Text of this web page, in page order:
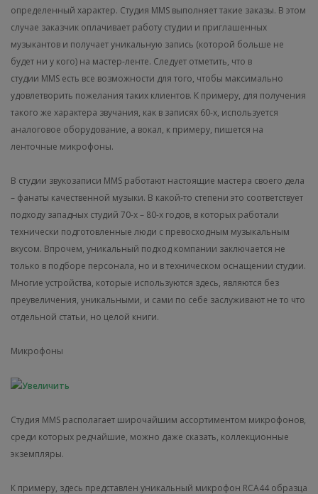
определенный характер. Студия MMS выполняет такие заказы. В этом
случае заказчик оплачивает работу студии и приглашенных
музыкантов и получает уникальную запись (которой больше не
будет ни у кого) на мастер-ленте. Следует отметить, что в
студии MMS есть все возможности для того, чтобы максимально
удовлетворить пожелания таких клиентов. К примеру, для получения
такого же характера звучания, как в записях 60-х, используется
аналоговое оборудование, а вокал, к примеру, пишется на
ленточные микрофоны.
В студии звукозаписи MMS работают настоящие мастера своего дела
– фанаты качественной музыки. В какой-то степени это соответствует
подходу западных студий 70-х – 80-х годов, в которых работали
технически подготовленные люди с превосходным музыкальным
вкусом. Впрочем, уникальный подход компании заключается не
только в подборе персонала, но и в техническом оснащении студии.
Многие устройства, которые используются здесь, являются без
преувеличения, уникальными, и сами по себе заслуживают не то что
отдельной статьи, но целой книги.
Микрофоны
Студия MMS располагает широчайшим ассортиментом микрофонов,
среди которых редчайшие, можно даже сказать, коллекционные
экземпляры.
К примеру, здесь представлен уникальный микрофон RCA44 образца